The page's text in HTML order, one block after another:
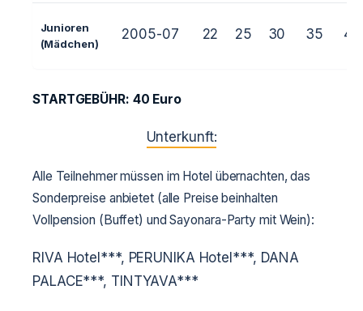
Junioren
(Mädchen)
2005-07 22 25 30 35 40
STARTGEBÜHR: 40 Euro
Unterkunft:
Alle Teilnehmer müssen im Hotel übernachten, das
Sonderpreise anbietet (alle Preise beinhalten
Vollpension (Buffet) und Sayonara-Party mit Wein):
RIVA Hotel***, PERUNIKA Hotel***, DANA
PALACE***, TINTYAVA***